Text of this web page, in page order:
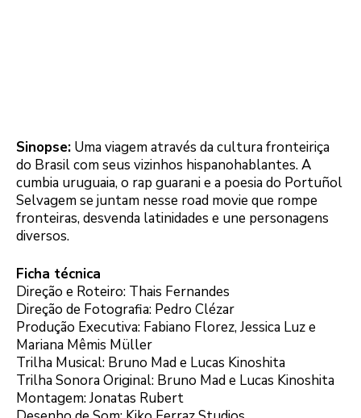
Sinopse: Uma viagem através da cultura fronteiriça
do Brasil com seus vizinhos hispanohablantes. A
cumbia uruguaia, o rap guarani e a poesia do Portuñol
Selvagem se juntam nesse road movie que rompe
fronteiras, desvenda latinidades e une personagens
diversos.
Ficha técnica
Direção e Roteiro: Thais Fernandes
Direção de Fotografia: Pedro Clézar
Produção Executiva: Fabiano Florez, Jessica Luz e
Mariana Mêmis Müller
Trilha Musical: Bruno Mad e Lucas Kinoshita
Trilha Sonora Original: Bruno Mad e Lucas Kinoshita
Montagem: Jonatas Rubert